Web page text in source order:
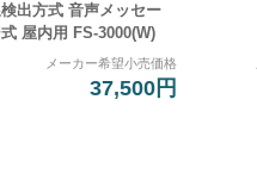
出方式 音声メッセー
屋内用 FS-3000(W)
メーカー希望小売価格
37,500円